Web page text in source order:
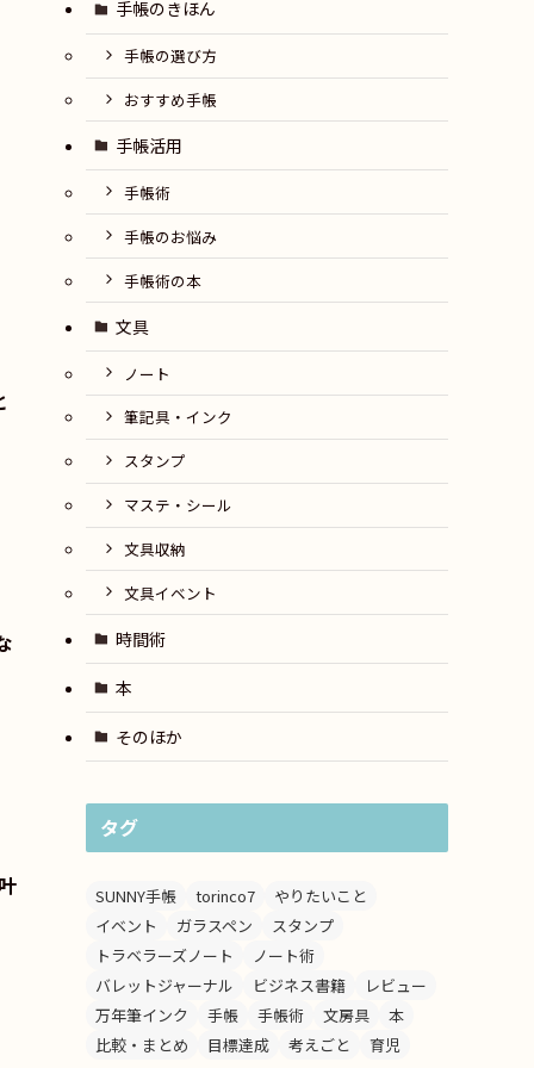
手帳のきほん
手帳の選び方
おすすめ手帳
手帳活用
手帳術
手帳のお悩み
手帳術の本
文具
ノート
筆記具・インク
スタンプ
マステ・シール
文具収納
文具イベント
時間術
本
そのほか
タグ
SUNNY手帳 torinco7
やりたいこと
イベント
ガラスペン
スタンプ
トラベラーズノート
ノート術
バレットジャーナル
ビジネス書籍
レビュー
万年筆インク
手帳 手帳術 文房具
本
比較・まとめ
目標達成 考えごと 育児